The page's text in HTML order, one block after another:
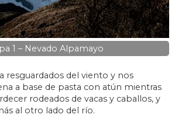
1 – Nevado Alpamayo
resguardados del viento y nos
a base de pasta con atún mientras
rodeados de vacas y caballos, y
al otro lado del río.